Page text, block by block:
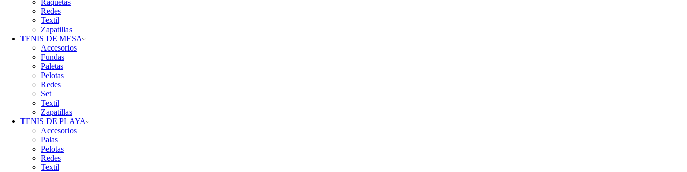
Raquetas
Redes
Textil
Zapatillas
TENIS DE MESA
Accesorios
Fundas
Paletas
Pelotas
Redes
Set
Textil
Zapatillas
TENIS DE PLAYA
Accesorios
Palas
Pelotas
Redes
Textil